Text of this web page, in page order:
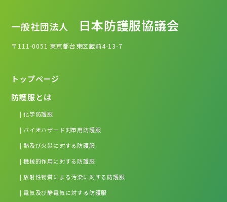
一般社団法人 日本防護服協議会
〒111-0051 東京都台東区蔵前4-13-7
トップページ
防護服とは
| 化学防護服
| バイオハザード対策用防護服
| 熱及び火災に対する防護服
| 機械的作用に対する防護服
| 放射性物質による汚染に対する防護服
| 電気及び静電気に対する防護服